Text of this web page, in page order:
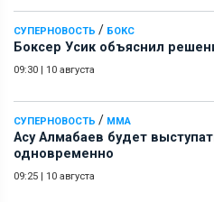
СУПЕРНОВОСТЬ / БОКС
Боксер Усик объяснил
09:30 | 10 августа
СУПЕРНОВОСТЬ / ММА
Асу Алмабаев будет
одновременно
09:25 | 10 августа